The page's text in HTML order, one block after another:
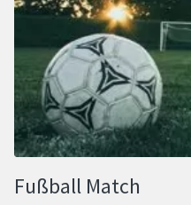
Fußball Match